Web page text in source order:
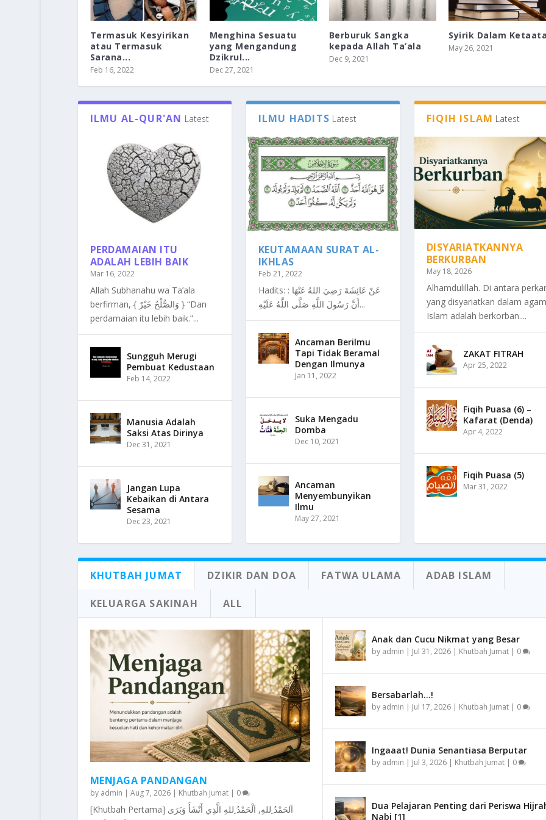
Termasuk Kesyirikan
atau Termasuk
Sarana...
Feb 16, 2022
Menghina Sesuatu
yang Mengandung
Dzikrul...
Dec 27, 2021
Berburuk Sangka
kepada Allah Ta’ala
Dec 9, 2021
Syirik Dalam
May 26, 2021
ILMU AL-QUR'AN Latest
PERDAMAIAN ITU
ADALAH LEBIH BAIK
Mar 16, 2022
Allah Subhanahu wa Ta’ala
berfirman, { وَالصُّلْحُ خَيْرٌ } “Dan
perdamaian itu lebih baik.”...
Sungguh Merugi
Pembuat Kedustaan
Feb 14, 2022
Manusia Adalah
Saksi Atas Dirinya
Dec 31, 2021
Jangan Lupa
Kebaikan di Antara
Sesama
Dec 23, 2021
ILMU HADITS Latest
KEUTAMAAN SURAT AL-
IKHLAS
Feb 21, 2022
Hadits: عَنْ عَائِشَةَ رَضِيَ اللهُ عَنْهَا :
أَنَّ رَسُولَ اللَّهِ صَلَّى اللَّهُ عَلَيْهِ...
Ancaman Berilmu
Tapi Tidak Beramal
Dengan Ilmunya
Jan 11, 2022
Suka Mengadu
Domba
Dec 10, 2021
Ancaman
Menyembunyikan
Ilmu
May 27, 2021
FIQIH ISLAM Latest
DISYARIATKANNYA
BERKURBAN
May 18, 2026
Alhamdulillah. Di antara
yang disyariatkan dalam
Islam adalah berkorban....
ZAKAT FITRAH
Apr 25, 2022
Fiqih Puasa (6) –
Kafarat (Denda)
Apr 4, 2022
Fiqih Puasa (5)
Mar 31, 2022
KHUTBAH JUMAT DZIKIR DAN DOA FATWA ULAMA ADAB ISLAM
KELUARGA SAKINAH ALL
MENJAGA PANDANGAN
by admin | Aug 7, 2026| Khutbah Jumat| 0
[Khutbah Pertama] اَلحَمْدُ ِللهِ, اَلْحَمْدُ ِللهِ الَّذِي أَنْشَأَ وَبَرَى
Anak dan Cucu Nikmat yang Besar
by admin | Jul 31, 2026| Khutbah Jumat| 0
Bersabarlah…!
by admin | Jul 17, 2026| Khutbah Jumat| 0
Ingaaat! Dunia Senantiasa Berputar
by admin | Jul 3, 2026| Khutbah Jumat| 0
Dua Pelajaran Penting dari Periswa
Nabi [1]